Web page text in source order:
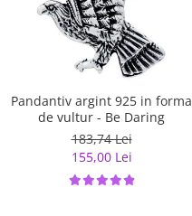
Pandantiv argint 925 in forma
de vultur - Be Daring
183,74 Lei
155,00 Lei